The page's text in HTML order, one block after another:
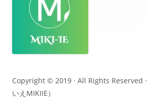
テ
ン
Copyright © 2019 · All Rights Reserved ·
いえMIKIIE）